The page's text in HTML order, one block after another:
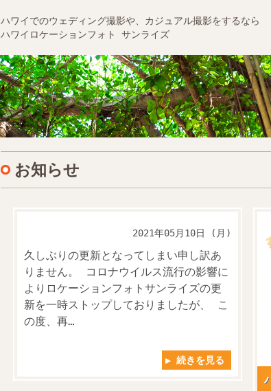
ハワイでのウェディング撮影や、カジュアル撮影をするなら
ハワイロケーションフォト サンライズ
お知らせ
2021年05月10日 (月)
久しぶりの更新となってしまい申し訳あ
りません。 コロナウイルス流行の影響に
よりロケーションフォトサンライズの更
新を一時ストップしておりましたが、 こ
の度、再…
▶ 続きを見る